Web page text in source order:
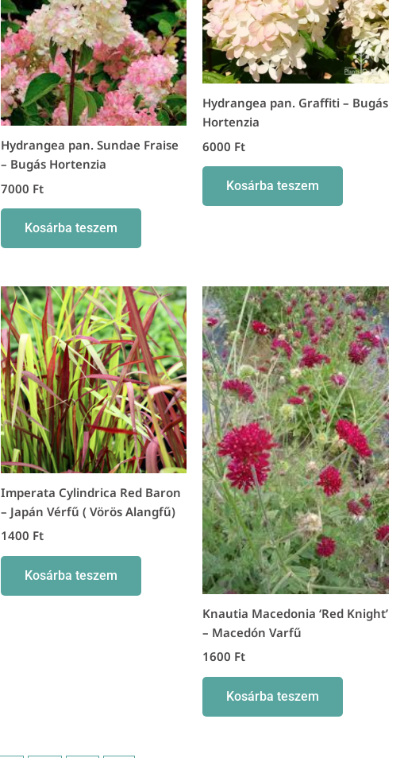
Hydrangea pan. Sundae Fraise
– Bugás Hortenzia
7000 Ft
Kosárba teszem
Hydrangea pan. Graffiti – Bugás
Hortenzia
6000 Ft
Kosárba teszem
Imperata Cylindrica Red Baron
– Japán Vérfű ( Vörös Alangfű)
1400 Ft
Kosárba teszem
Knautia Macedonia ‘Red Knight’
– Macedón Varfű
1600 Ft
Kosárba teszem